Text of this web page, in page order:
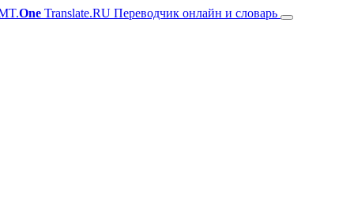
One Translate.RU Переводчик онлайн и словарь